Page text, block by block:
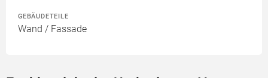
GEBÄUDETEILE
Wand / Fassade